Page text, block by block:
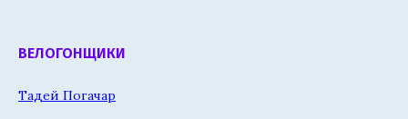
ВЕЛОГОНЩИКИ
Тадей Погачар